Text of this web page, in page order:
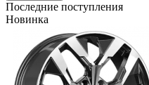
Последние поступления
Новинка